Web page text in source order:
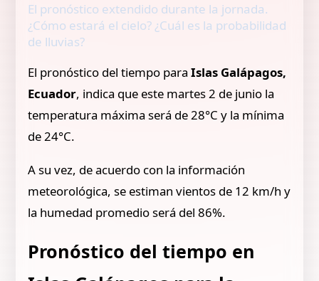
El pronóstico extendido durante la jornada.
¿Cómo estará el cielo? ¿Cuál es la probabilidad
de lluvias?
El pronóstico del tiempo paraIslas Galápagos,
Ecuador, indica que este martes 2 de junio la
temperatura máxima será de 28°C y la mínima
de 24°C.
A su vez, de acuerdo con la información
meteorológica, se estiman vientos de 12 km/h y
la humedad promedio será del 86%.
Pronóstico del tiempo en